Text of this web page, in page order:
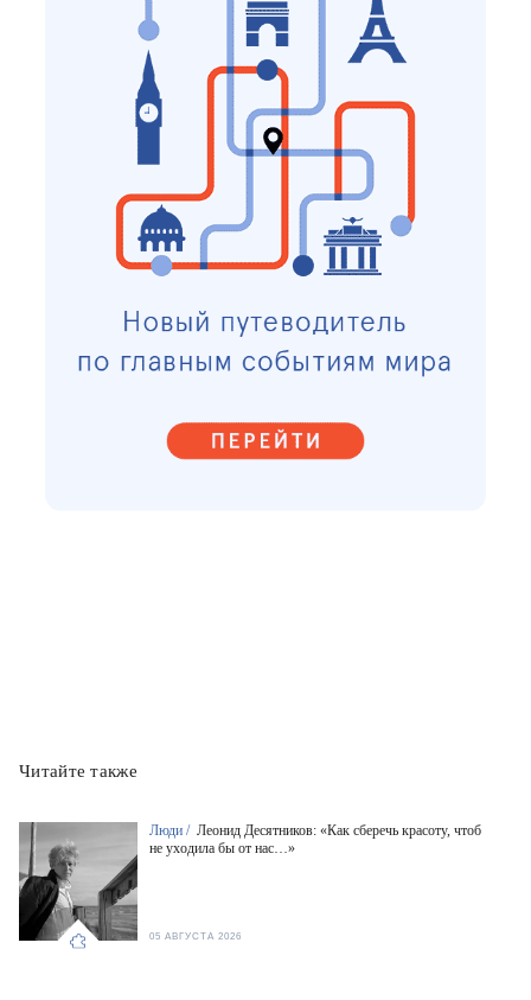
Читайте также
Люди / Леонид Десятников: «Как сберечь красоту, чтоб
не уходила бы от нас…»
05 АВГУСТА 2026